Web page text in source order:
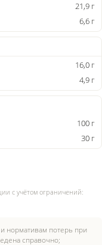
21,9 г
6,6 г
16,0 г
4,9 г
100 г
30 г
с учётом ограничений:
нормативам потерь при
справочно;